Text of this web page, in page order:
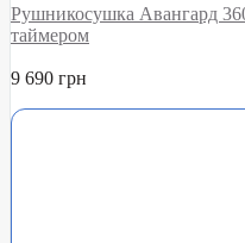
Рушникосушка Авангард
таймером
9 690 грн